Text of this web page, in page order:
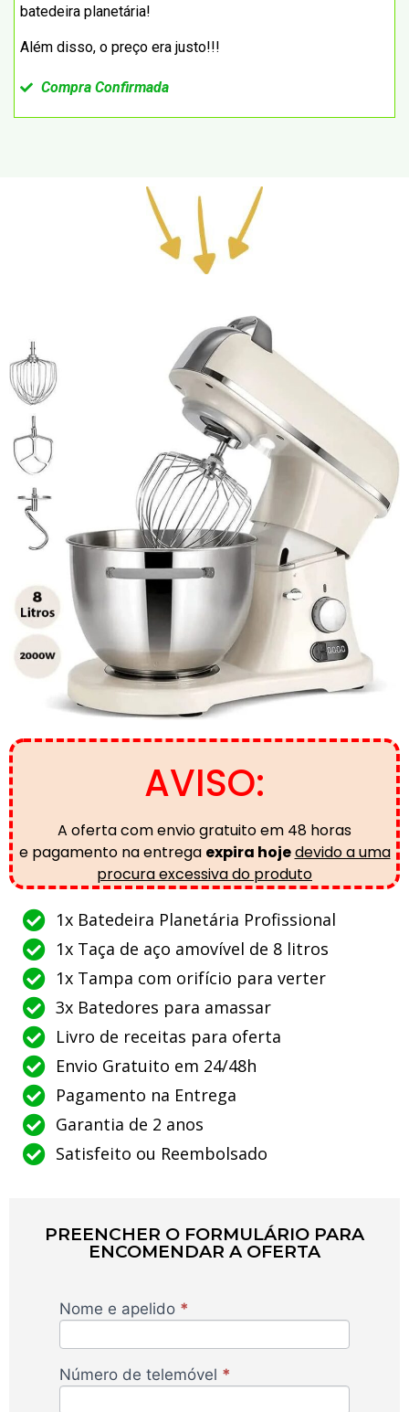
batedeira planetária!
Além disso, o preço era justo!!!
Compra Confirmada
AVISO:
A oferta com envio gratuito em 48 horas
e pagamento na entrega expira hojedevido a uma
procura excessiva do produto
1x Batedeira Planetária Profissional
1x Taça de aço amovível de 8 litros
1x Tampa com orifício para verter
3x Batedores para amassar
Livro de receitas para oferta
Envio Gratuito em 24/48h
Pagamento na Entrega
Garantia de 2 anos
Satisfeito ou Reembolsado
PREENCHER O FORMULÁRIO PARA
ENCOMENDAR A OFERTA
Planetary
FlamyFox
Nome e apelido *
Número de telemóvel *